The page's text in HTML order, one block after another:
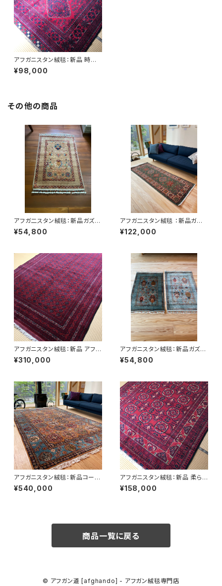
アフガニスタン絨毯：新品 時間
をかけて自分好みの赤へ。使え
ば使うほど趣のある色に仕上が
¥98,000
その他の商品
アフガ二スタン絨毯：新品ガズニ
ーウール 手織り玄関マット 61×
90cm｜ハザラコレクション ベ
¥54,800
アフガ二スタン絨毯 ：新品ガズ
ニーウール ハザラコレクショ
ン 新品ランナー 197cm×75c
¥122,000
アフガニスタン絨毯：新品 アフガ
ン絨毯の女王貴重なホジャロシ
ュナイ4平米サイズ 草木染めア
¥310,000
アフガニスタン絨毯：新品ガズニ
ーウールの手織り玄関マット
約61.5×91ｃｍ｜ハザラコレク
¥54,800
アフガニスタン絨毯：新品コーカ
サス地方に由来を持つKAZAK
（カザック）・ハザラコレクション
¥540,000
アフガニスタン絨毯：新品 柔ら
かくソフトな絨毯で知られるカミ
ヤブ絨毯。草木染め手織り 211c
¥158,000
商品一覧に戻る
© アフガン道 [afghando] - アフガン絨毯専門店